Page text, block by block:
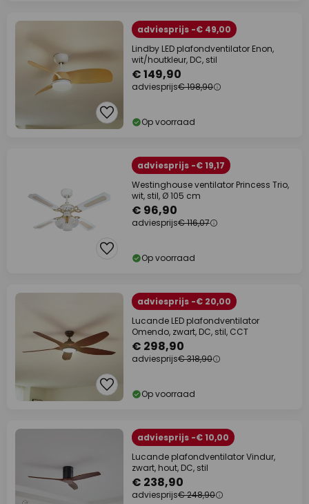
adviesprijs -€ 49,00
Lindby LED plafondventilator Enon,
wit/houtkleur, DC, stil
€ 149,90
adviesprijs€ 198,90
Op voorraad
adviesprijs -€ 19,17
Westinghouse ventilator Princess Trio,
wit, stil, Ø 105 cm
€ 96,90
adviesprijs€ 116,07
Op voorraad
adviesprijs -€ 20,00
Lucande LED plafondventilator
Omendo, zwart, DC, stil, CCT
€ 298,90
adviesprijs€ 318,90
Op voorraad
adviesprijs -€ 10,00
Lucande plafondventilator Vindur,
zwart, hout, DC, stil
€ 238,90
adviesprijs€ 248,90